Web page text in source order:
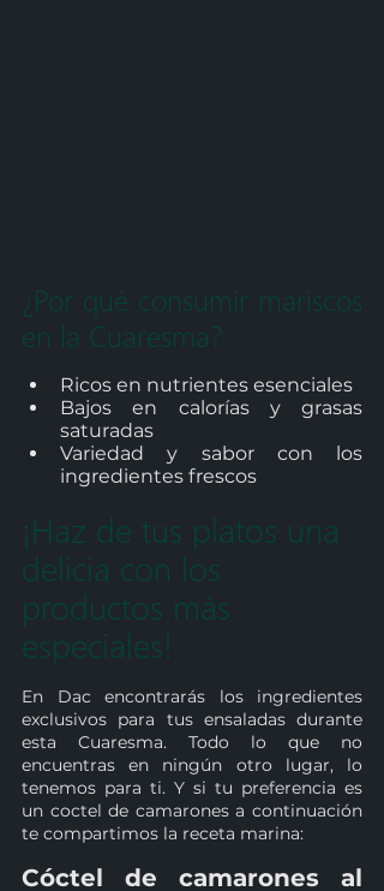
¿Por qué consumir mariscos
en la Cuaresma?
Ricos en nutrientes esenciales
Bajos en calorías y grasas
saturadas
Variedad y sabor con los
ingredientes frescos
¡Haz de tus platos una
delicia con los
productos más
especiales!
En Dac encontrarás los ingredientes
exclusivos para tus ensaladas durante
esta Cuaresma. Todo lo que no
encuentras en ningún otro lugar, lo
tenemos para ti. Y si tu preferencia es
un coctel de camarones a continuación
te compartimos la receta marina:
Cóctel de camarones al